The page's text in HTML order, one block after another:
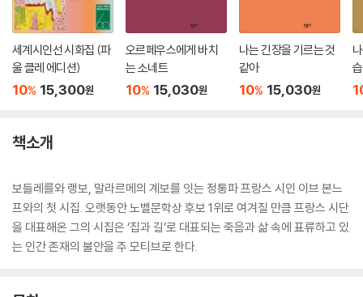
세계시인선 시화집 (파
울 클레 에디션)
10% 15,300원
오르페우스에게 바치
는 소네트
10% 15,030원
나는 긴장을 기르는 것
같아
10% 15,030원
집
책소개
보들레를와 랭보, 말라르메의 계보를 잇는 정통파 프랑스 시인 이브 본느
프와의 첫 시집. 오랫동안 노벨문학상 후보 1위로 여겨질 만큼 프랑스 시단
을 대표해온 그의 시집은 ‘집과 길’로 대표되는 죽음과 삶 속에 표류하고 있
는 인간 존재의 불안을 주 모티브로 한다.